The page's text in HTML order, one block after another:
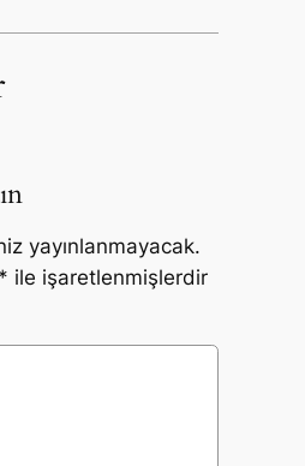
yayınlanmayacak.
* ile işaretlenmişlerdir